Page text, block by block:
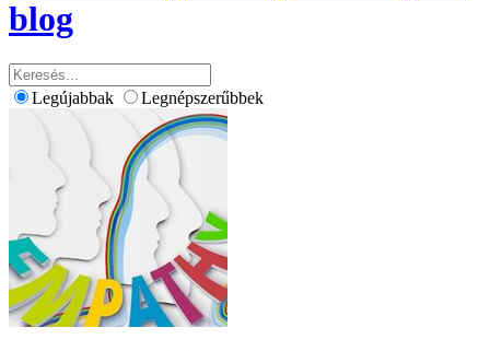
blog
Legújabbak Legnépszerűbbek